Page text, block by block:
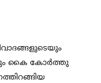
കൈ കോര്‍ത്തു